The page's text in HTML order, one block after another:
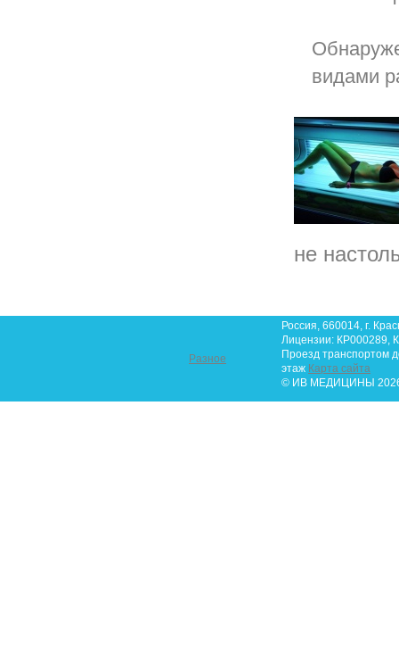
видами
не
Разное
Россия, 660014, г.
Лицензии: КР000289,
Проезд транспортом
этаж Карта сайта
© ИВ МЕДИЦИНЫ